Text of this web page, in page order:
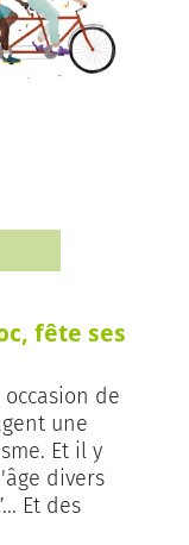
fête ses
de
une
Et il y
divers
Et des